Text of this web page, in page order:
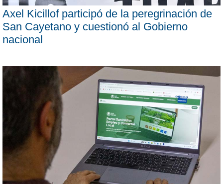
Axel Kicillof participó de la peregrinación de
San Cayetano y cuestionó al Gobierno
nacional